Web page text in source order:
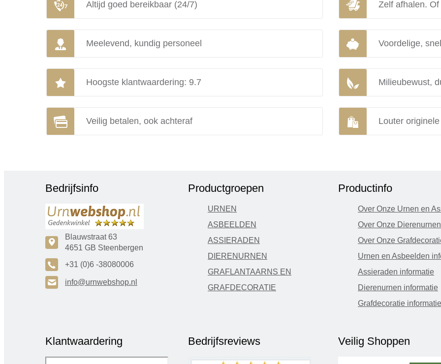
Altijd goed bereikbaar (24/7) Zelf afhalen.
Meelevend, kundig personeel Voordelige,
Hoogste klantwaardering: 9.7 Milieubewust,
Veilig betalen, ook achteraf Louter
Bedrijfsinfo
c
Blauwstraat 63
4651 GB Steenbergen
A +31 (0)6 -38080006
H info@urnwebshop.nl
Productgroepen
URNEN
ASBEELDEN
ASSIERADEN
DIERENURNEN
GRAFLANTAARNS EN
GRAFDECORATIE
Productinfo
Over Onze Urnen en
Over Onze Dierenurnen
Over Onze
Urnen en Asbeelden
Assieraden informatie
Dierenurnen informatie
Grafdecoratie informatie
Klantwaardering Bedrijfsreviews Veilig Shoppen